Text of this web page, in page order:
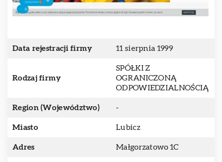
Data rejestracji firmy 11 sierpnia 1999
Rodzaj firmy
SPÓŁKI Z
OGRANICZONĄ
ODPOWIEDZIALNOŚCIĄ
Region (Województwo) -
Miasto Lubicz
Adres Małgorzatowo 1C